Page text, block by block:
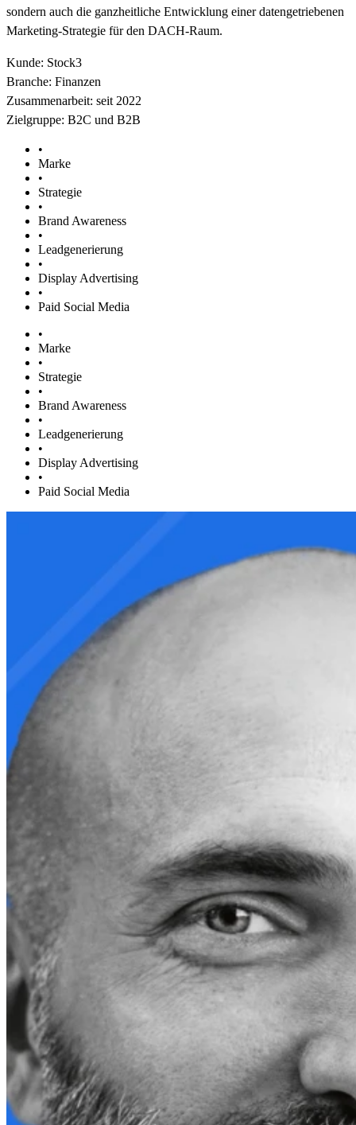
sondern auch die ganzheitliche Entwicklung einer datengetriebenen
Marketing-Strategie für den DACH-Raum.
Kunde: Stock3
Branche: Finanzen
Zusammenarbeit: seit 2022
Zielgruppe: B2C und B2B
•
Marke
•
Strategie
•
Brand Awareness
•
Leadgenerierung
•
Display Advertising
•
Paid Social Media
•
Marke
•
Strategie
•
Brand Awareness
•
Leadgenerierung
•
Display Advertising
•
Paid Social Media